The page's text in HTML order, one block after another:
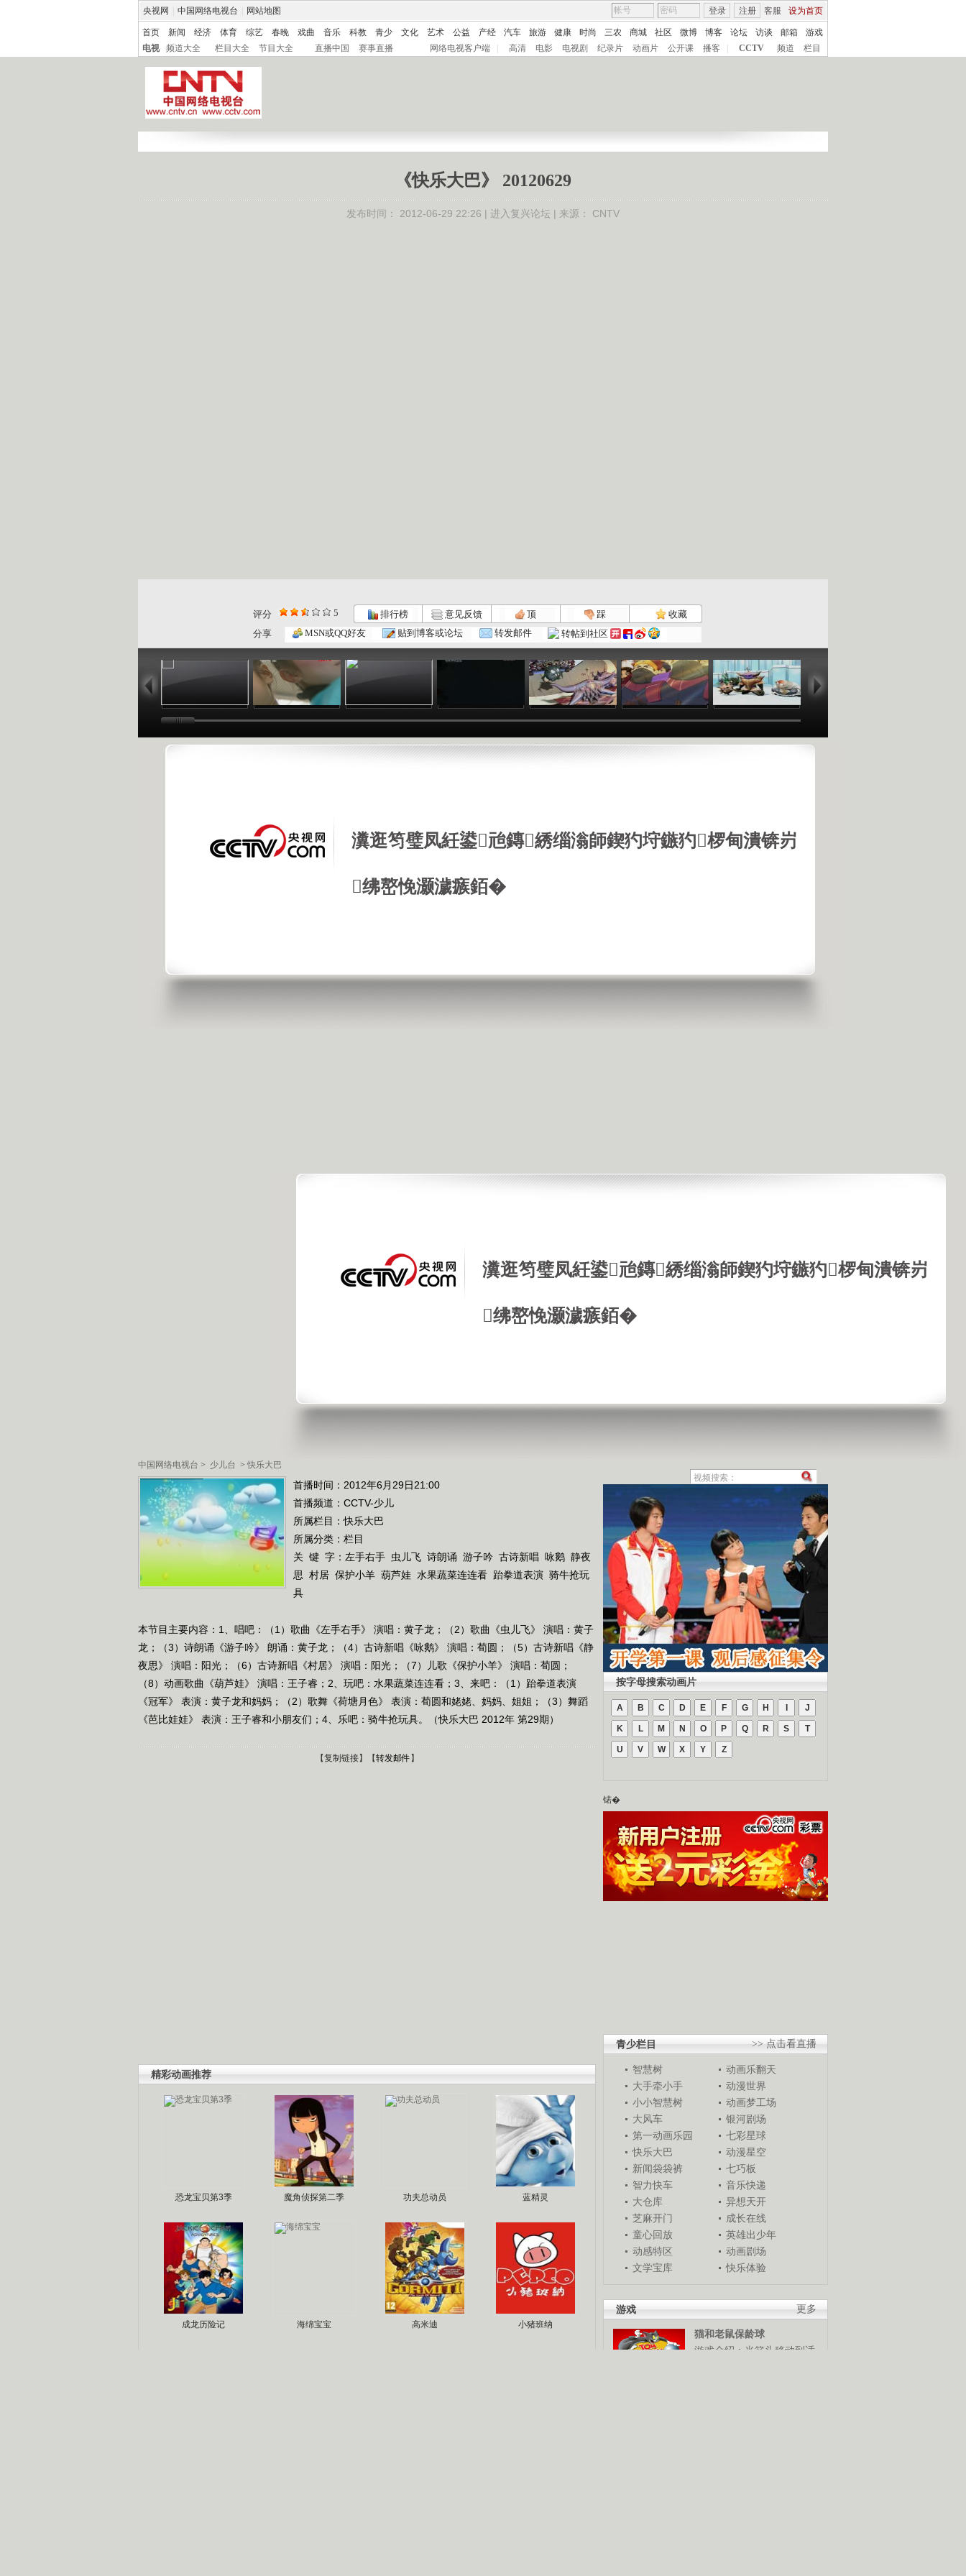
央视网 中国网络电视台 网站地图 客服 设为首页
登录 注册
首页 新闻 经济 体育 综艺 春晚 戏曲 音乐 科教 青少 文化 艺术 公益 产经 汽车 旅游 健康 时尚 三农 商城 社区 微博 博客 论坛 访谈 邮箱
游戏
电视
频道大全 栏目大全 节目大全 直播中国 赛事直播 网络电视客户端 高清 电影 电视剧 纪录片 动画片 公开课 播客 CCTV 频道 栏目
瀵逛笉璧凤紝鍙兘鏄綉缁滃師鍥犳垨鏃犳椤甸潰锛岃
绋嶅悗灏濊瘯銆�
中国网络电视台 > 少儿台 > 快乐大巴
《快乐大巴》 20120629
发布时间： 2012-06-29 22:26 | 进入复兴论坛 | 来源： CNTV
评分 5 排行榜 意见反馈 顶 踩
收藏
分享
MSN或QQ好友 贴到博客或论坛 转发邮件 转帖到社区
20:48
《快乐大巴...
48:42
《冰火之晶...
09:07
《冰火之晶...
11:57
《冰火之晶...
11:32
《星际飙车...
17:03 12:53
瀵逛笉璧凤紝鍙兘鏄綉缁滃師鍥犳垨鏃犳椤甸潰锛岃
绋嶅悗灏濊瘯銆�
首播时间：2012年6月29日21:00
首播频道： CCTV-少儿
所属栏目：快乐大巴
所属分类：栏目
关 键 字： 左手右手 虫儿飞 诗朗诵 游子吟 古诗新唱 咏鹅 静夜
思 村居 保护小羊 葫芦娃 水果蔬菜连连看 跆拳道表演 骑牛抢玩
具
本节目主要内容：1、唱吧：（1）歌曲《左手右手》 演唱：黄子龙；（2）歌曲《虫儿飞》 演唱：黄子
龙；（3）诗朗诵《游子吟》 朗诵：黄子龙；（4）古诗新唱《咏鹅》 演唱：荀圆；（5）古诗新唱《静
夜思》 演唱：阳光；（6）古诗新唱《村居》 演唱：阳光；（7）儿歌《保护小羊》 演唱：荀圆；
（8）动画歌曲《葫芦娃》 演唱：王子睿；2、玩吧：水果蔬菜连连看；3、来吧：（1）跆拳道表演
《冠军》 表演：黄子龙和妈妈；（2）歌舞《荷塘月色》 表演：荀圆和姥姥、妈妈、姐姐；（3）舞蹈
《芭比娃娃》 表演：王子睿和小朋友们；4、乐吧：骑牛抢玩具。（快乐大巴 2012年 第29期）
【复制链接】【转发邮件 】
精彩动画推荐
恐龙宝贝第3季 魔角侦探第二季 功夫总动员 蓝精灵
成龙历险记 海绵宝宝 高米迪 小猪班纳
按字母搜索动画片
A B C D E F G H J
K L M N O P Q R S T
U V W X Y Z
锘�
>> 点击看直播
青少栏目
智慧树
动画乐翻天
大手牵小手
动漫世界
小小智慧树
动画梦工场
大风车
银河剧场
第一动画乐园
七彩星球
快乐大巴
动漫星空
新闻袋袋裤
七巧板
智力快车
音乐快递
大仓库
异想天开
芝麻开门
成长在线
童心回放
英雄出少年
动感特区
动画剧场
文学宝库
快乐体验
更多
游戏
猫和老鼠保龄球
游戏介绍：当箭头移动到适